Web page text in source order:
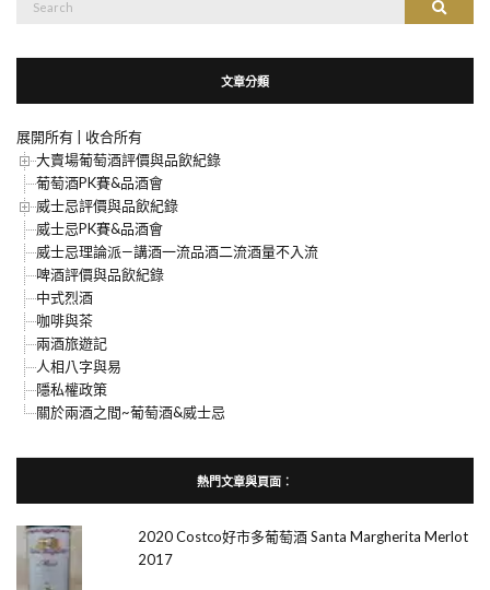
搜尋
文章分類
展開所有
收合所有
大賣場葡萄酒評價與品飲紀錄
葡萄酒PK賽&品酒會
威士忌評價與品飲紀錄
威士忌PK賽&品酒會
威士忌理論派—講酒一流品酒二流酒量不入流
啤酒評價與品飲紀錄
中式烈酒
咖啡與茶
兩酒旅遊記
人相八字與易
隱私權政策
關於兩酒之間~葡萄酒&威士忌
熱門文章與頁面︰
2020 Costco好市多葡萄酒 Santa Margherita Merlot
2017